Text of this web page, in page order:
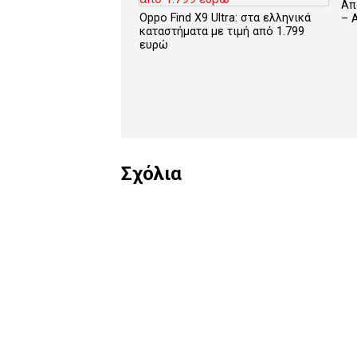
Oppo Find X9 Ultra: στα ελληνικά
καταστήματα με τιμή από 1.799
ευρώ
–
Σχόλια